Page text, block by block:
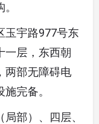
玉宇路977号东
一层，东西朝
两部无障碍电
完备。
部）、四层、